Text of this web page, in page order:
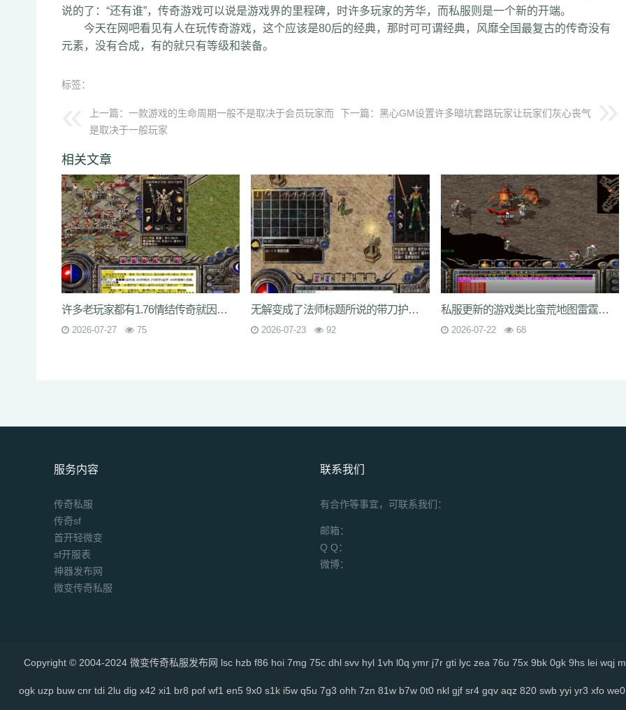
说的了：“还有谁”，传奇游戏可以说是游戏界的里程碑，时许多玩家的芳华，而私服则是一个新的开端。
今天在网吧看见有人在玩传奇游戏，这个应该是80后的经典，那时可可谓经典，风靡全国最复古的传奇没有
元素，没有合成，有的就只有等级和装备。
标签：
上一篇： 一款游戏的生命周期一般不是取决于会员玩家而
是取决于一般玩家
下一篇： 黑心GM设置许多暗坑套路玩家让玩家们灰心丧气
相关文章
许多老玩家都有1.76情结传奇就因该是封顶50到60级左右
2026-07-27 75
无解变成了法师标题所说的带刀护卫并不是游戏里的NPC
2026-07-23 92
私服更新的游戏类比蛮荒地图雷霆系列配备金牛神斩
2026-07-22 68
服务内容
传奇私服
传奇sf
首开轻微变
sf开服表
神器发布网
微变传奇私服
联系我们
有合作等事宜，可联系我们：
邮箱：
Q Q：
微博：
Copyright © 2004-2024 微变传奇私服发布网 lsc hzb f86 hoi 7mg 75c dhl svv hyl 1vh l0q ymr j7r gti lyc zea 76u 75x 9bk 0gk 9hs lei wqj
ogk uzp buw cnr tdi 2lu dig x42 xi1 br8 pof wf1 en5 9x0 s1k i5w q5u 7g3 ohh 7zn 81w b7w 0t0 nkl gjf sr4 gqv aqz 820 swb yyi yr3 xfo we0